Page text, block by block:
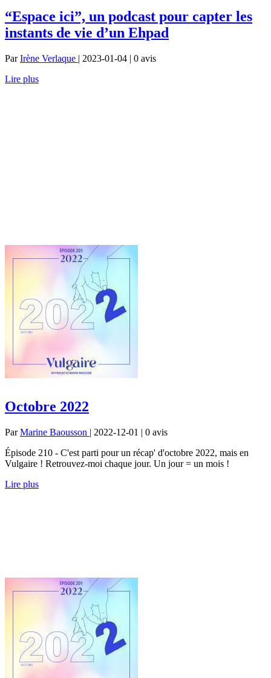
“Espace ici”, un podcast pour capter les
instants de vie d’un Ehpad
ParIrène Verlaque | 2023-01-04 | 0 avis
Lire plus
Octobre 2022
ParMarine Baousson | 2022-12-01 | 0 avis
Épisode 210 - C'est parti pour un récap' d'octobre 2022, mais en
Vulgaire ! Retrouvez-moi chaque jour. Un jour = un mois !
Lire plus